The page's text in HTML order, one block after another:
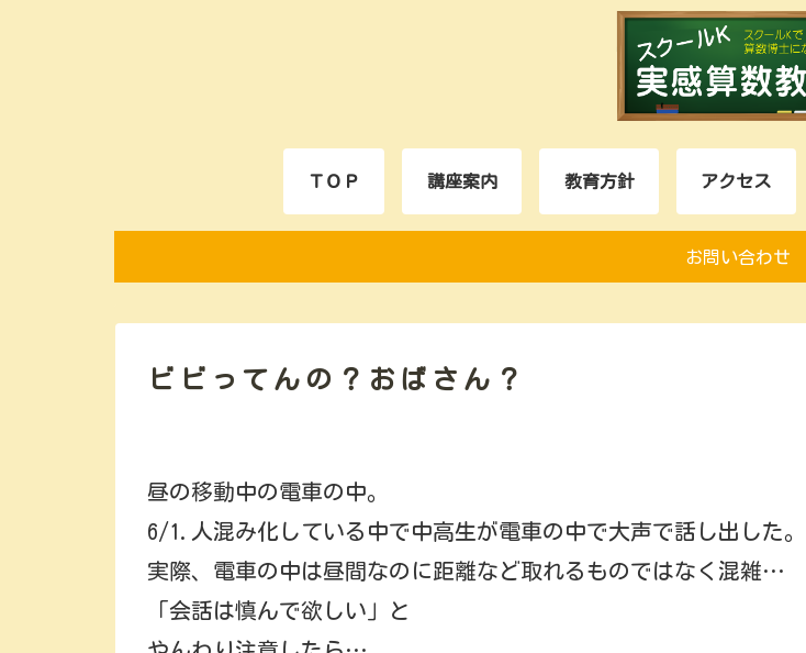
ＴＯＰ 講座案内 教育方針 アクセス
お問い合わせ
ビビってんの？おばさん？
昼の移動中の電車の中。
6/1.人混み化している中で中高生が電車の中で大声で話し出した。
実際、電車の中は昼間なのに距離など取れるものではなく混雑…
「会話は慎んで欲しい」と